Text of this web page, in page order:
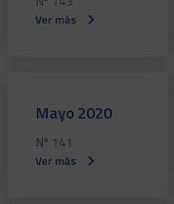
Ver más
Mayo 2020
Nº 141
Ver más